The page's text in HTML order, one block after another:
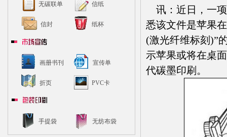
无碳联单 信纸
信封 纸杯
画册书刊 宣传单
折页 PVC卡
手提袋 无纺布袋
讯：近日，一项
悉该文件是苹果
(激光纤维标刻)”
示苹果或将在桌
代碳墨印刷。